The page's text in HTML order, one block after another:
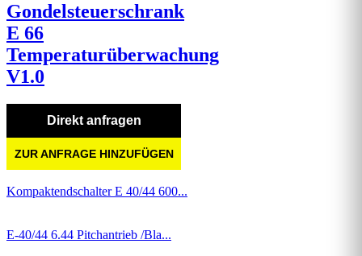
Gondelsteuerschrank
E 66
Temperaturüberwachung
V1.0
Direkt anfragen
ZUR ANFRAGE HINZUFÜGEN
Kompaktendschalter E 40/44 600...
E-40/44 6.44 Pitchantrieb /Bla...